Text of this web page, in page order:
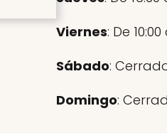
Viernes: De 10:00
Sábado:
Domingo: